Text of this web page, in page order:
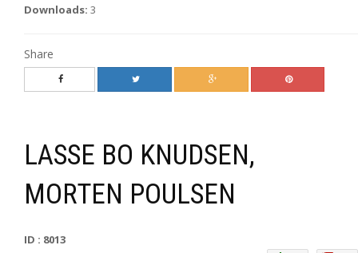
Downloads: 3
Share
LASSE BO KNUDSEN,
MORTEN POULSEN
ID : 8013